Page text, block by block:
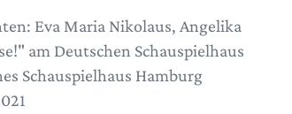
Eva Maria Nikolaus, Angelika
am Deutschen Schauspielhaus
Schauspielhaus Hamburg